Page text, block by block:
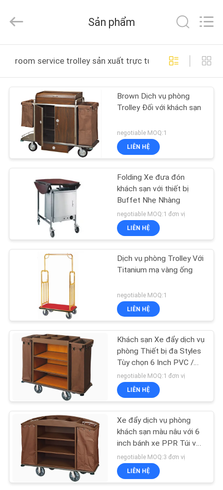
CÁC
SẢN
PHẨM
VIDEO
CHÚNG
KIỂM
SOÁT
CHẤT
LƯỢNG
LIÊN
CHÚNG
TÔI
Guangzhou
IMO
limited.
Reserved.
Sản phẩm
room service trolley sản xuất trực tuyến
Brown Dịch vụ phòng
Trolley Đối với khách sạn
negotiable MOQ:1
LIÊN HỆ
Folding Xe đưa đón
khách sạn với thiết bị
Buffet Nhẹ Nhàng
negotiable MOQ:1 đơn vị
LIÊN HỆ
Dịch vụ phòng Trolley Với
Titanium mạ vàng ống
negotiable MOQ:1
LIÊN HỆ
Khách sạn Xe đẩy dịch vụ
phòng Thiết bị đa Styles
Tùy chọn 6 Inch PVC /
PPR Wheels
negotiable MOQ:1 đơn vị
LIÊN HỆ
Xe đẩy dịch vụ phòng
khách sạn màu nâu với 6
inch bánh xe PPR Túi vải
lanh nặng
negotiable MOQ:3 đơn vị
LIÊN HỆ